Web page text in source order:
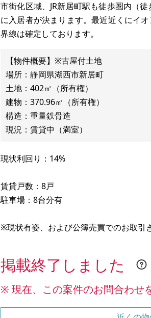
市街化区域、JR新居町駅も徒歩圏内（
に入居者が決まります。最近近くにイ
界線は確定しております。
【物件概要】※古屋付土地
場所：静岡県湖西市新居町
土地：402㎡（所有権）
建物：370.96㎡（所有権）
構造：重量鉄骨造
現状利回り：14%
賃貸戸数：8戸
駐車場：8台分有
※現状有姿、および公簿売買でのお取引
掲載終了しました
※ 現在、この案件のお問合わせ